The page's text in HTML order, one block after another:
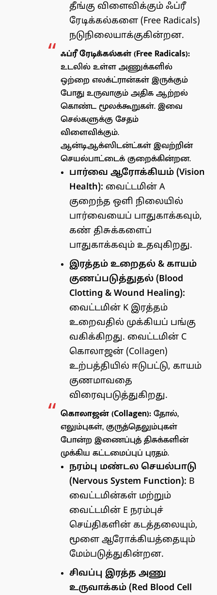
தீங்கு விளைவிக்கும் ஃப்ரீ
ரேடிக்கல்களை (Free Radicals)
நடுநிலையாக்குகின்றன.
ஃப்ரீ ரேடிக்கல்கள் (Free Radicals):
உடலில் உள்ள அணுக்களில்
ஒற்றை எலக்ட்ரான்கள் இருக்கும்
போது உருவாகும் அதிக ஆற்றல்
கொண்ட மூலக்கூறுகள். இவை
செல்களுக்கு சேதம்
விளைவிக்கும்.
ஆன்டிஆக்ஸிடன்ட்கள் இவற்றின்
செயல்பாட்டைக் குறைக்கின்றன.
பார்வை ஆரோக்கியம் (Vision
Health): வைட்டமின் A
குறைந்த ஒளி நிலையில்
பார்வையைப் பாதுகாக்கவும்,
கண் திசுக்களைப்
பாதுகாக்கவும் உதவுகிறது.
இரத்தம் உறைதல் & காயம்
குணப்படுத்துதல் (Blood
Clotting & Wound Healing):
வைட்டமின் K இரத்தம்
உறைவதில் முக்கியப் பங்கு
வகிக்கிறது. வைட்டமின் C
கொலாஜன் (Collagen)
உற்பத்தியில் ஈடுபட்டு, காயம்
குணமாவதை
விரைவுபடுத்துகிறது.
கொலாஜன் (Collagen):தோல்,
எலும்புகள், குருத்தெலும்புகள்
போன்ற இணைப்புத் திசுக்களின்
முக்கிய கட்டமைப்புப் புரதம்.
நரம்பு மண்டல செயல்பாடு
(Nervous System Function): B
வைட்டமின்கள் மற்றும்
வைட்டமின் E நரம்புச்
செய்திகளின் கடத்தலையும்,
மூளை ஆரோக்கியத்தையும்
மேம்படுத்துகின்றன.
சிவப்பு இரத்த அணு
உருவாக்கம் (Red Blood Cell